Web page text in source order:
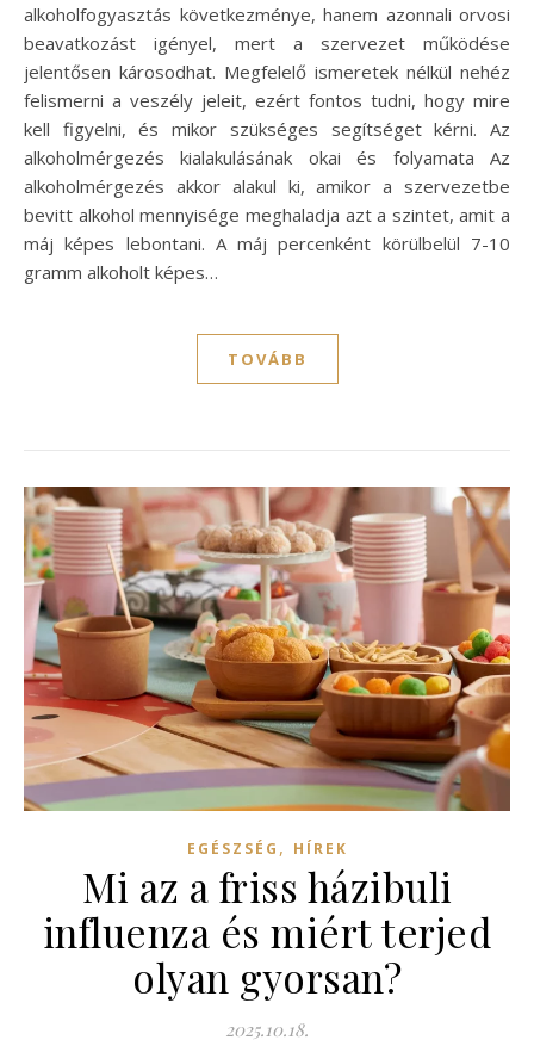
alkoholfogyasztás következménye, hanem azonnali orvosi
beavatkozást igényel, mert a szervezet működése
jelentősen károsodhat. Megfelelő ismeretek nélkül nehéz
felismerni a veszély jeleit, ezért fontos tudni, hogy mire
kell figyelni, és mikor szükséges segítséget kérni. Az
alkoholmérgezés kialakulásának okai és folyamata Az
alkoholmérgezés akkor alakul ki, amikor a szervezetbe
bevitt alkohol mennyisége meghaladja azt a szintet, amit a
máj képes lebontani. A máj percenként körülbelül 7-10
gramm alkoholt képes…
TOVÁBB
EGÉSZSÉG , HÍREK
Mi az a friss házibuli
influenza és miért terjed
olyan gyorsan?
2025.10.18.